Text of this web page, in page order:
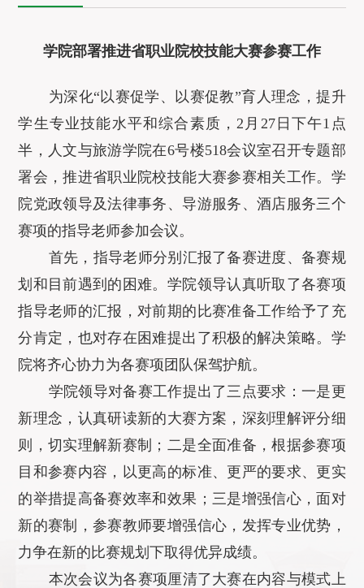
学院部署推进省职业院校技能大赛参赛工作
为深化“以赛促学、以赛促教”育人理念，提升
学生专业技能水平和综合素质，2 月 27日下午1 点
半，人文与旅游学院在6号楼518会议室召开专题部
署会，推进省职业院校技能大赛参赛相关工作。学
院党政领导及法律事务、导游服务、酒店服务三个
赛项的指导老师参加会议。
首先，指导老师分别汇报了备赛进度、备赛规
划和目前遇到的困难。学院领导认真听取了各赛项
指导老师的汇报，对前期的比赛准备工作给予了充
分肯定，也对存在困难提出了积极的解决策略。学
院将齐心协力为各赛项团队保驾护航。
学院领导对备赛工作提出了三点要求：一是更
新理念，认真研读新的大赛方案，深刻理解评分细
则，切实理解新赛制；二是全面准备，根据参赛项
目和参赛内容，以更高的标准、更严的要求、更实
的举措提高备赛效率和效果；三是增强信心，面对
新的赛制，参赛教师要增强信心，发挥专业优势，
力争在新的比赛规划下取得优异成绩。
本次会议为各赛项厘清了大赛在内容与模式上